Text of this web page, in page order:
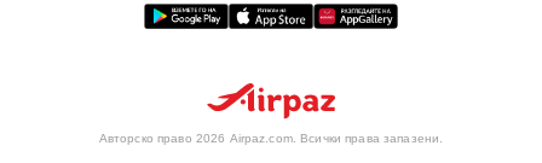
Авторско право 2026 Airpaz.com. Всички права запазени.